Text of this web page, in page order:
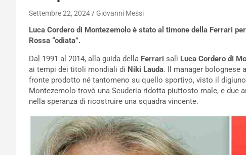
Settembre 22, 2024 Giovanni Messi
Luca Cordero di Montezemolo è stato al timone della Ferrari
Rossa “odiata”.
Dal 1991 al 2014, alla guida della Ferrari salì Luca Cordero di
ai tempi dei titoli mondiali di Niki Lauda. Il manager bolognese
fronte prodotto né tantomeno su quello sportivo, visto il
Montezemolo trovò una Scuderia ridotta piuttosto male, e due
nella speranza di ricostruire una squadra vincente.